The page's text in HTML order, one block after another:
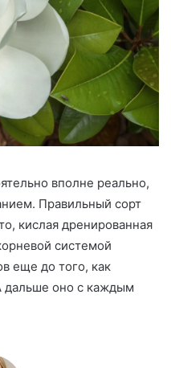
вполне реально,
Правильный сорт
кислая дренированная
системой
еще до того, как
дальше оно с каждым